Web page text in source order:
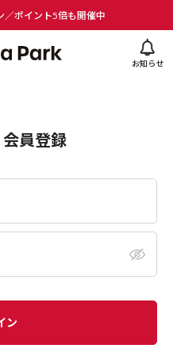
／ポイント5倍も開催中
お知らせ
員登録